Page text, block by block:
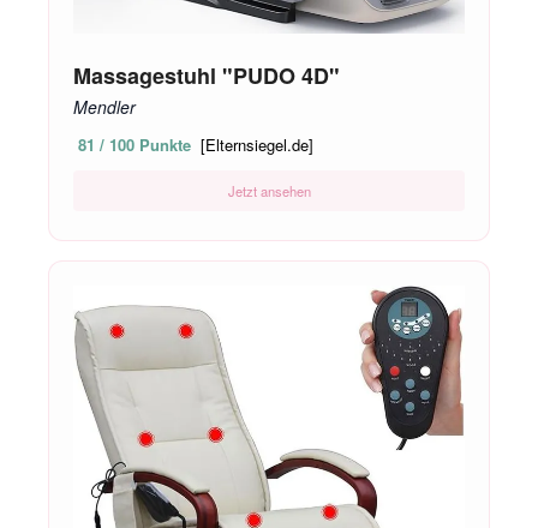
Massagestuhl "PUDO 4D"
Mendler
81 / 100 Punkte [Elternsiegel.de]
Jetzt ansehen